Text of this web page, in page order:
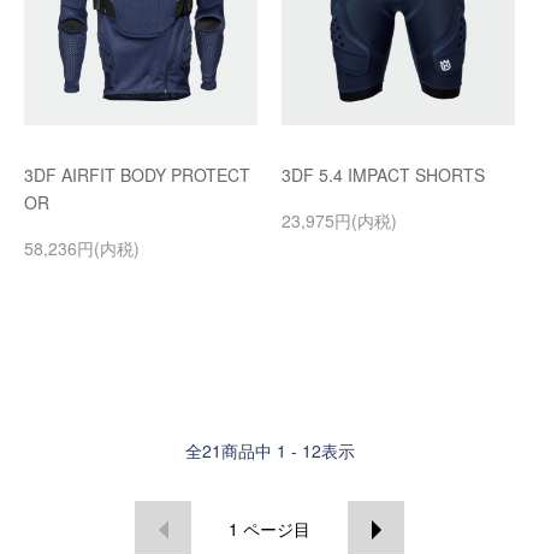
3DF AIRFIT BODY PROTECT
OR
58,236円(内税)
3DF 5.4 IMPACT SHORTS
23,975円(内税)
全21商品中 1 - 12表示
1 ページ目